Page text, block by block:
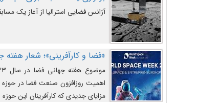
آژانس فضایی استرالیا از آغاز یک
«فضا و کارآفرینی»؛ شعار هفته
اهمیت روزافزون صنعت فضا در حوزه
مزایای جدیدی که کارآفرینان این